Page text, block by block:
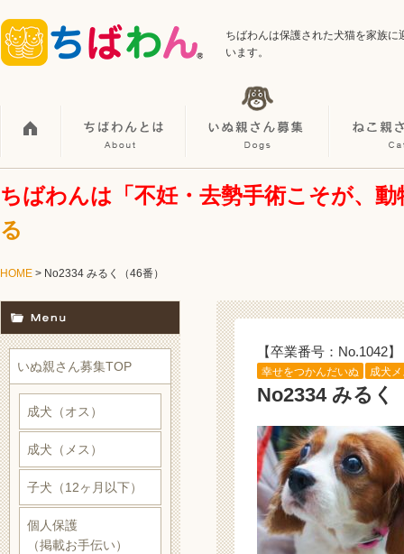
ちばわんは保護された犬猫を家族
います。
ちばわんは「不妊・去勢手術こそが、
る
HOME > No2334 みるく（46番）
【卒業番号：No.1042】
幸せをつかんだいぬ 成犬
No2334 みるく
いぬ親さん募集TOP
成犬（オス）
成犬（メス）
子犬（12ヶ月以下）
個人保護
（掲載お手伝い）